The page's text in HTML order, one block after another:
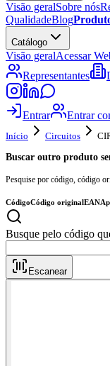
Visão geralSobre nós
QualidadeBlog
Catálogo
Visão geralAcessar
Representantes
Entrar Entrar
Início Circuitos
Buscar outro produto
Pesquise por código, código
CódigoCódigo originalEAN
Busque pelo código
Escanear